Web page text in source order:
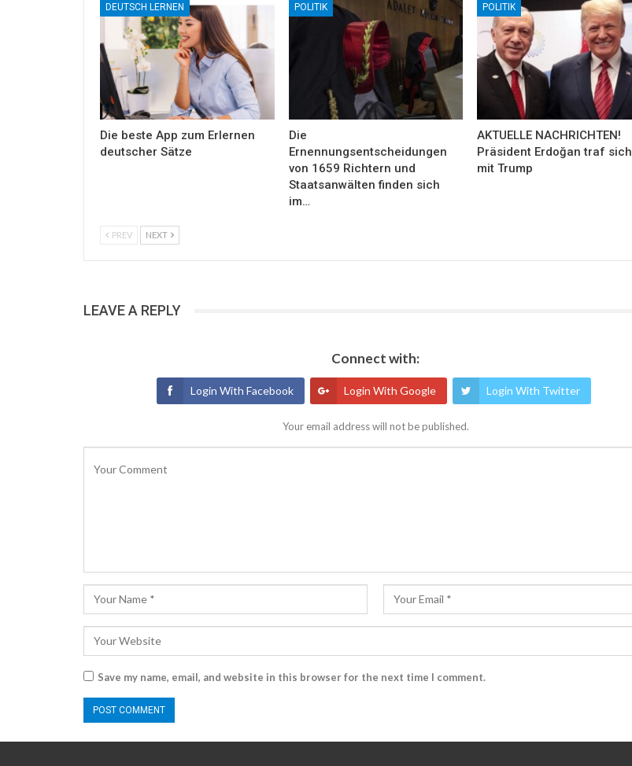
DEUTSCH LERNEN
Die beste App zum Erlernen
deutscher Sätze
POLITIK
Die
Ernennungsentscheidungen
von 1659 Richtern und
Staatsanwälten finden sich
im…
POLITIK
AKTUELLE NACHRICHTEN!
Präsident Erdoğan traf sich
mit Trump
PREV NEXT
LEAVE A REPLY
Connect with:
Login With Facebook Login With Google Login With Twitter
Your email address will not be published.
Save my name, email, and website in this browser for the next time I comment.